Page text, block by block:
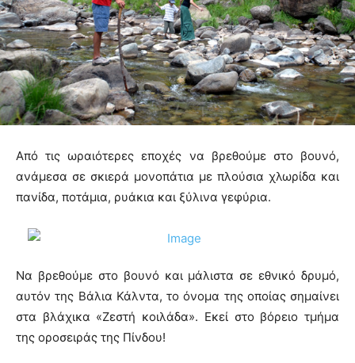
Από τις ωραιότερες εποχές να βρεθούμε στο βουνό,
ανάμεσα σε σκιερά μονοπάτια με πλούσια χλωρίδα και
πανίδα, ποτάμια, ρυάκια και ξύλινα γεφύρια.
Να βρεθούμε στο βουνό και μάλιστα σε εθνικό δρυμό,
αυτόν της Βάλια Κάλντα, το όνομα της οποίας σημαίνει
στα βλάχικα «Ζεστή κοιλάδα». Εκεί στο βόρειο τμήμα
της οροσειράς της Πίνδου!